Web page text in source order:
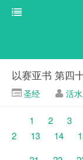
以赛亚书 第四
圣经 活
1 2 3
2
13 14